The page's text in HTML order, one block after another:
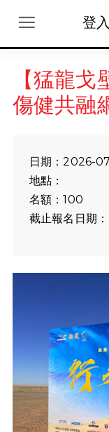
登入
【猛龍
傷健共融
日期：2026-
地點：
名額：100
截止報名日期